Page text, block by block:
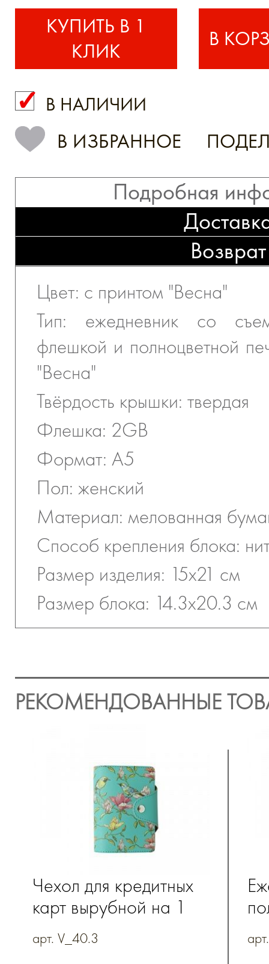
КУПИТЬ В 1
КЛИК
КУПИТЬ В 1 КЛИК
В НАЛИЧИИ
В ИЗБРАННОЕ
Подробная
Возврат
Цвет: с принтом "Весна"
Тип: ежедневник со
флешкой и полноцветной
"Весна"
Твёрдость крышки: твердая
Флешка: 2GB
Формат: А5
Пол: женский
Материал: мелованная
Способ крепления блока:
Размер изделия: 15х21 см
Размер блока: 14.3х20.3 см
РЕКОМЕНДОВАННЫЕ
Чехол для кредитных
карт вырубной на 1
карман с хлястиком
на кнопке из
арт. V_40.3